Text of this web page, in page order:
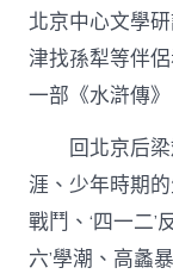
北京中心文學
津找孫犁等伴
一部《水滸傳》
回北京后
涯、少年時期
戰鬥、‘四一二
六’學潮、高蠡